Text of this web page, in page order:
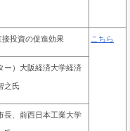
投資の促進効果 こちら
ー）大阪経済大学経済
之氏
長、前西日本工業大学